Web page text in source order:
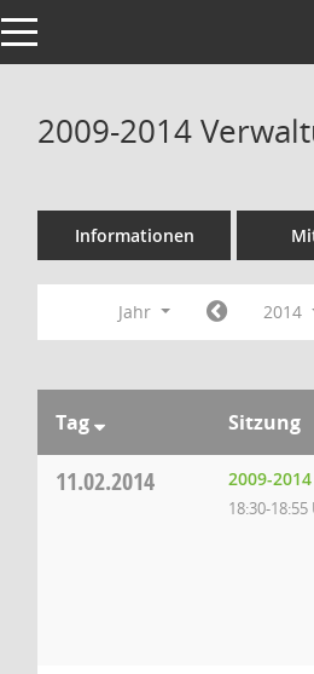
Toggle navigation
2009-2014
Informationen
Jahr 2014
Tag Sitzung
11.02.2014 2009-
18:30-18:55